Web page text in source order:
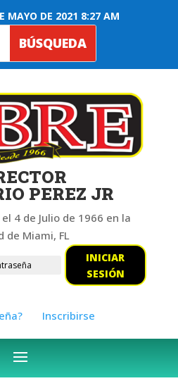
MAYO DE 2021 8:27 AM
PEREZ JR
4 de Julio de 1966 en la
de Miami, FL
INICIAR
SESIÓN
Inscribirse